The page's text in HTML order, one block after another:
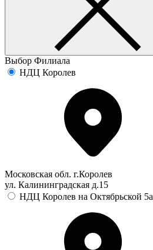
Выбор Филиала
НДЦ Королев
Московская обл. г.Королев
ул. Калининградская д.15
НДЦ Королев на Октябрьской 5а